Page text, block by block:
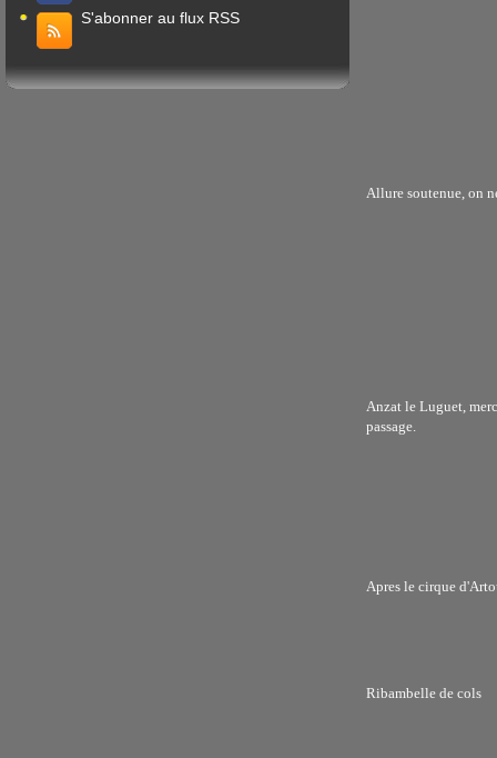
S'abonner au flux RSS
Allure soutenue, on
Anzat le Luguet,
passage.
Apres le cirque
Ribambelle de cols